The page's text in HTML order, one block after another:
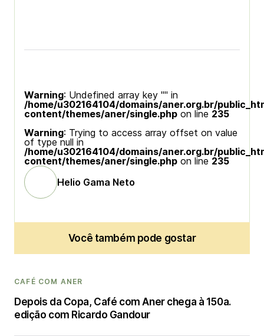
Warning: Undefined array key "" in
/home/u302164104/domains/aner.org.br/
content/themes/aner/single.php on line 235
Warning: Trying to access array offset on value
of type null in
/home/u302164104/domains/aner.org.br/
content/themes/aner/single.php on line 235
Helio Gama Neto
Você também pode gostar
CAFÉ COM ANER
Depois da Copa, Café com Aner chega à 150a.
edição com Ricardo Gandour